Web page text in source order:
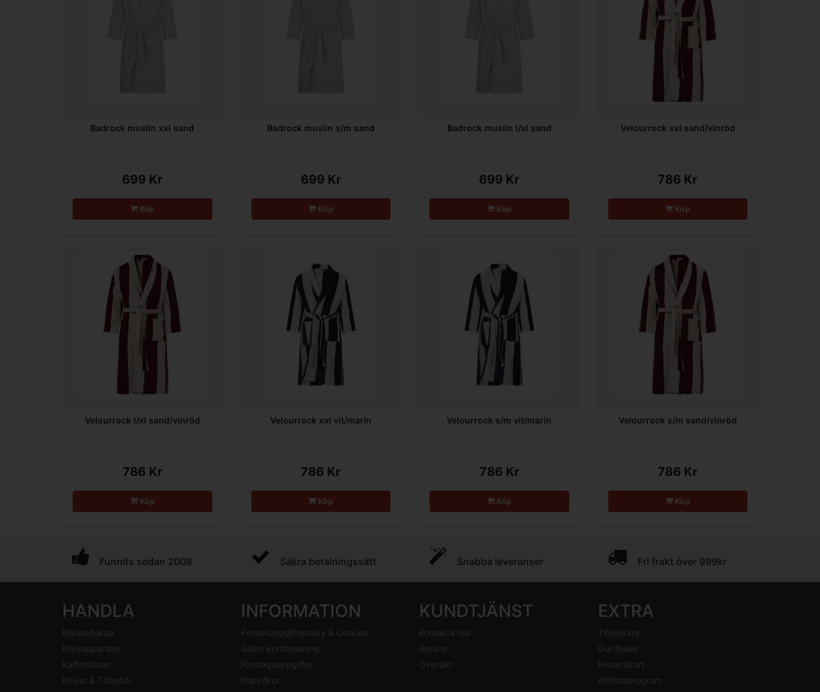
Badrock muslin xxl sand
699 Kr
Köp
Badrock muslin s/m sand
699 Kr
Köp
Badrock muslin l/xl sand
699 Kr
Köp
Velourrock xxl sand/vinröd
786 Kr
Köp
Velourrock l/xl sand/vinröd
786 Kr
Köp
Velourrock xxl vit/marin
786 Kr
Köp
Velourrock s/m vit/marin
786 Kr
Köp
Velourrock s/m sand/vinröd
786 Kr
Köp
Funnits sedan 2008 Säkra betalningssätt Snabba leveranser Fri frakt över 999kr
HANDLA
Köksredskap
Köksapparater
Kaffehörnan
Knivar & Tillbehör
INFORMATION
Personuppgiftspolicy & Cookies
Säker kortbetalning
Företagsuppgifter
Köpvillkor
KUNDTJÄNST
Kontakta oss
Returer
Översikt
EXTRA
Tillverkare
Our News
Presentkort
Affiliateprogram